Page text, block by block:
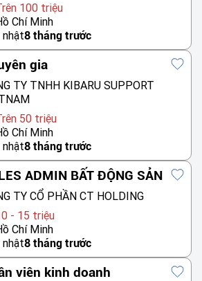
100 triệu
Chí Minh
nhật8 tháng trước
gia
TY TNHH KIBARU SUPPORT
50 triệu
Chí Minh
nhật8 tháng trước
ADMIN BẤT ĐỘNG SẢN
TY CỔ PHẦN CT HOLDING
- 15 triệu
Chí Minh
nhật8 tháng trước
viên kinh doanh